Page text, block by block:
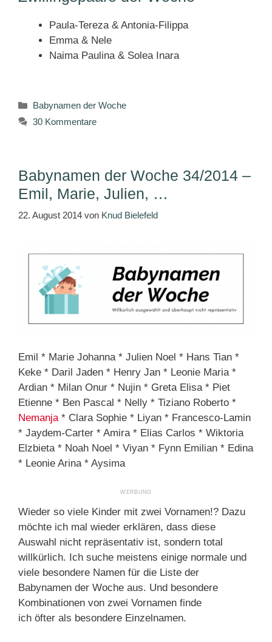
Paula-Tereza & Antonia-Filippa
Emma & Nele
Naima Paulina & Solea Inara
Kategorien
Babynamen der Woche
30 Kommentare
Babynamen der Woche 34/2014 –
Emil, Marie, Julien, …
22. August 2014 von Knud Bielefeld
Emil * Marie Johanna * Julien Noel * Hans Tian *
Keke * Daril Jaden * Henry Jan * Leonie Maria *
Ardian * Milan Onur * Nujin * Greta Elisa * Piet
Etienne * Ben Pascal * Nelly * Tiziano Roberto *
Nemanja* Clara Sophie * Liyan * Francesco-Lamin
* Jaydem-Carter * Amira * Elias Carlos * Wiktoria
Elzbieta * Noah Noel * Viyan * Fynn Emilian * Edina
* Leonie Arina * Aysima
Wieder so viele Kinder mit zwei Vornamen!? Dazu
möchte ich mal wieder erklären, dass diese
Auswahl nicht repräsentativ ist, sondern total
willkürlich. Ich suche meistens einige normale und
viele besondere Namen für die Liste der
Babynamen der Woche aus. Und besondere
Kombinationen von zwei Vornamen finde
ich öfter als besondere Einzelnamen.